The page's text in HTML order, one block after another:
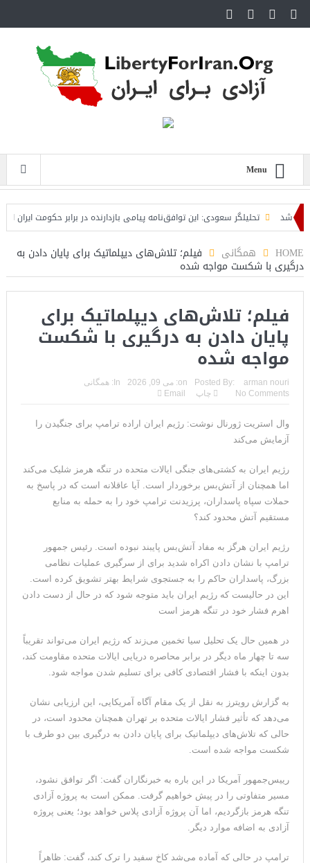
Menu
تحلیلگر سعودی: این توافق‌نامه پیامی بازدارنده در برابر حکومت ایران است
HOME همگانی فیلم؛ تلاش‌های دیپلماتیک برای پایان دادن به
درگیری با شکست مواجه شده
فیلم؛ تلاش‌های دیپلماتیک برای
پایان دادن به درگیری با شکست
مواجه شده
Posted By: arman nouri
on: می 09, 2026 In: همگانی
No Comments
چاپ Email
وال استریت ژورنال نوشت: رژیم ایران اراده ترامپ برای جنگیدن را
آزمایش می‌کند
رژیم ایران به کشتی‌های جنگی ایالات متحده در تنگه هرمز شلیک می‌کند
اما همچنان از آتش‌بس برخوردار است. آیا عاقلانه است که در پاسخ به
حملات سپاه پاسداران، پرزیدنت ترامپ خود را به حمله به منابع
مستقیم آتش محدود کند؟
رژیم ایران هرگز به مفاد آتش‌بس پایبند نبوده است. رئیس جمهور
ترامپ با نشان دادن اکراه شدید برای از سرگیری عملیات نظامی
بزرگ، پاسداران حاکم را به جستجوی شرایط بهتر تشویق کرده است.
این در حالیست که رژیم ایران باید متوجه شود که در حال از دست دادن
اهرم فشار خود در تنگه هرمز است
در همین حال یک تحلیل سیا تخمین می‌زند که رژیم ایران می‌تواند تقریباً
سه تا چهار ماه دیگر در برابر محاصره دریایی ایالات متحده مقاومت کند،
بدون اینکه با فشار اقتصادی کافی برای تسلیم شدن مواجه شود.
به گزارش رویترز به نقل از یک مقام آگاه آمریکایی، این ارزیابی نشان
می‌دهد که تأثیر فشار ایالات متحده بر تهران همچنان محدود است، در
حالی که تلاش‌های دیپلماتیک برای پایان دادن به درگیری بین دو طرف با
شکست مواجه شده است.
رییس‌جمهور آمریکا در این باره به خبرنگاران گفت: اگر توافق نشود،
مسیر متفاوتی را در پیش خواهیم گرفت. ممکن است به پروژه آزادی
تنگه هرمز بازگردیم، اما آن پروژه آزادی پلاس خواهد بود؛ یعنی پروژه
آزادی به اضافه موارد دیگر.
ترامپ در حالی که آماده می‌شد کاخ سفید را ترک کند، گفت: ظاهراً